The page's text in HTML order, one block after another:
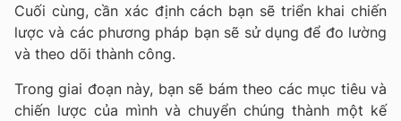
Cuối cùng, cần xác định cách bạn sẽ triển khai chiến
lược và các phương pháp bạn sẽ sử dụng để đo lường
và theo dõi thành công.
Trong giai đoạn này, bạn sẽ bám theo các mục tiêu và
chiến lược của mình và chuyển chúng thành một kế